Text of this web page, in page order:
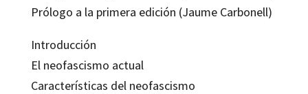
Prólogo a la primera edición (Jaume Carbonell)
Introducción
El neofascismo actual
Características del neofascismo